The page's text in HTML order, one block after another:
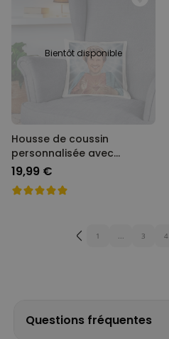
Bientôt disponible
Housse de coussin
personnalisée avec
auréole et visage
19,99 €
1 ... 3 4
Questions fréquentes